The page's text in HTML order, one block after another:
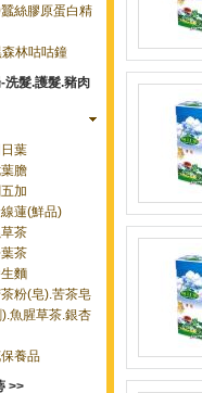
絲膠原蛋白精
林咕咕鐘
洗髮.護髮.豬肉
葉
膽
加
蓮(鮮品)
茶
茶
麵
粉(皂).苦茶皂
魚腥草茶.銀杏
養品
>>